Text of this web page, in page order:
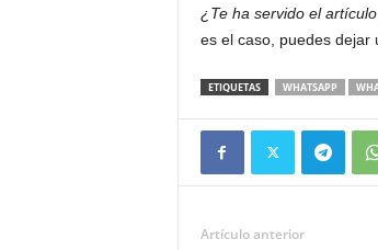
¿Te ha servido el
es el caso, puedes dejar
ETIQUETAS WHATSAPP
Artículo anterior